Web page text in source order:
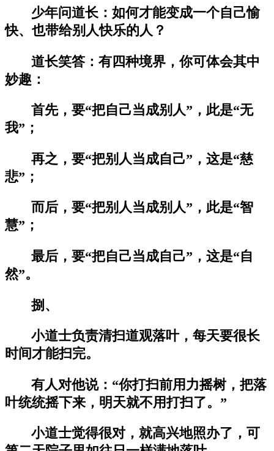
少年问道长：如何才能变成一个自己愉
快、也带给别人快乐的人？
道长笑答：有四种境界，你可体会其中
妙趣：
首先，要“把自己当成别人”，此是“无
我”；
再之，要“把别人当成自己”，这是“慈
悲”；
而后，要“把别人当成别人”，此是“智
慧”；
最后，要“把自己当成自己”，这是“自
然”。
捌、
小道士负责清扫道观落叶，每天要很长
时间才能扫完。
有人对他说：“你打扫前用力摇树，把落
叶统统摇下来，明天就不用打扫了。”
小道士觉得很对，就高兴地照办了，可